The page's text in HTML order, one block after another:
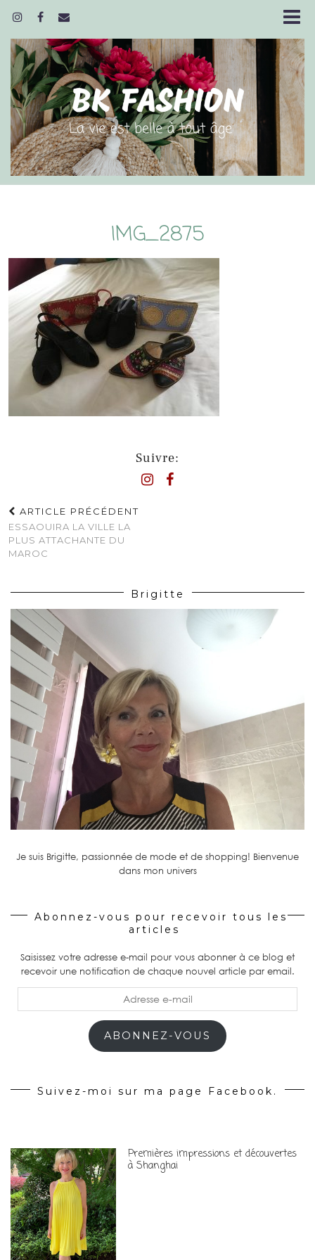
IMG_2875
Suivre:
ARTICLE PRÉCÉDENT
ESSAOUIRA LA VILLE LA
PLUS ATTACHANTE DU
MAROC
Brigitte
Je suis Brigitte, passionnée de mode et de shopping! Bienvenue
dans mon univers
Abonnez-vous pour recevoir tous les
articles
Saisissez votre adresse e-mail pour vous abonner à ce blog et
recevoir une notification de chaque nouvel article par email.
ABONNEZ-VOUS
Suivez-moi sur ma page Facebook.
Premières impressions et découvertes
à Shanghai